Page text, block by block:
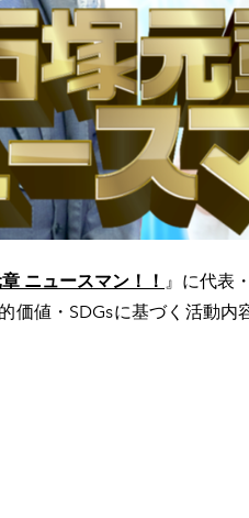
ニュースマン！！ 』に代表
価値・SDGsに基づく活動内